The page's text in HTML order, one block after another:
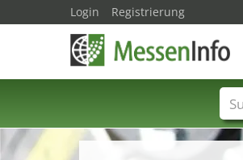
Login Registrierung